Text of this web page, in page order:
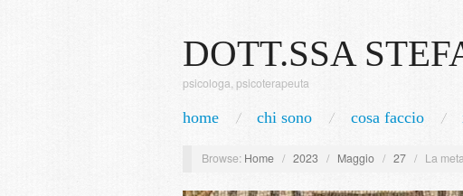
DOTT.SSA
psicologa, psicoterapeuta
home chi sono cosa faccio
Browse: Home / 2023 / Maggio / 27 / La